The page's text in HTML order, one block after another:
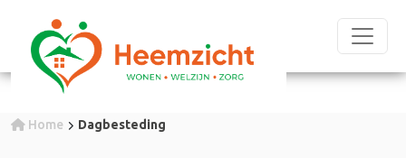
Home Dagbesteding